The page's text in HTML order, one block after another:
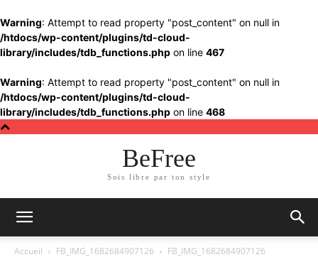
Warning: Attempt to read property "post_content" on null in
/htdocs/wp-content/plugins/td-cloud-
library/includes/tdb_functions.php on line 467
Warning: Attempt to read property "post_content" on null in
/htdocs/wp-content/plugins/td-cloud-
library/includes/tdb_functions.php on line 468
BeFree
Sois libre par ton style
Accueil FB_IMG_1682684907126 FB_IMG_1682684907126